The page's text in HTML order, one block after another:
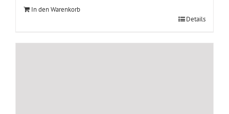
In den Warenkorb
Details